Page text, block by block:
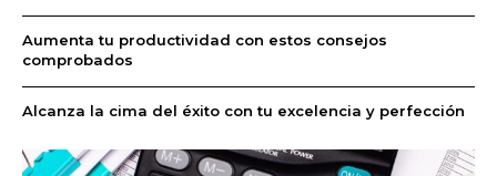
Aumenta tu productividad con estos consejos
comprobados
Alcanza la cima del éxito con tu excelencia y perfección